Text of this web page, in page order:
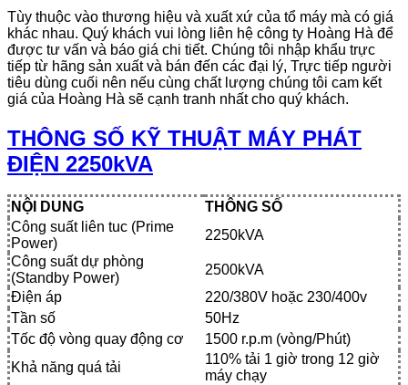
Tùy thuộc vào thương hiệu và xuất xứ của tổ máy mà có giá
khác nhau. Quý khách vui lòng liên hệ công ty Hoàng Hà để
được tư vấn và báo giá chi tiết. Chúng tôi nhập khẩu trực
tiếp từ hãng sản xuất và bán đến các đại lý, Trực tiếp người
tiêu dùng cuối nên nếu cùng chất lượng chúng tôi cam kết
giá của Hoàng Hà sẽ cạnh tranh nhất cho quý khách.
THÔNG SỐ KỸ THUẬT MÁY PHÁT
ĐIỆN 2250kVA
NỘI DUNG
THÔNG SỐ
Công suất liên tuc (Prime
Power)
2250kVA
Công suất dự phòng
(Standby Power)
2500kVA
Điện áp
220/380V hoặc 230/400v
Tần số
50Hz
Tốc độ vòng quay động cơ
1500 r.p.m (vòng/Phút)
Khả năng quá tải
110% tải 1 giờ trong 12 giờ
máy chạy